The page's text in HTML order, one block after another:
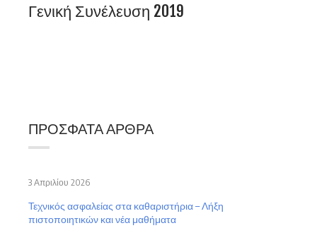
Γενική Συνέλευση 2019
ΠΡΌΣΦΑΤΑ ΆΡΘΡΑ
Τεχνικός ασφαλείας στα καθαριστήρια – Λήξη
πιστοποιητικών και νέα μαθήματα
3 Απριλίου 2026